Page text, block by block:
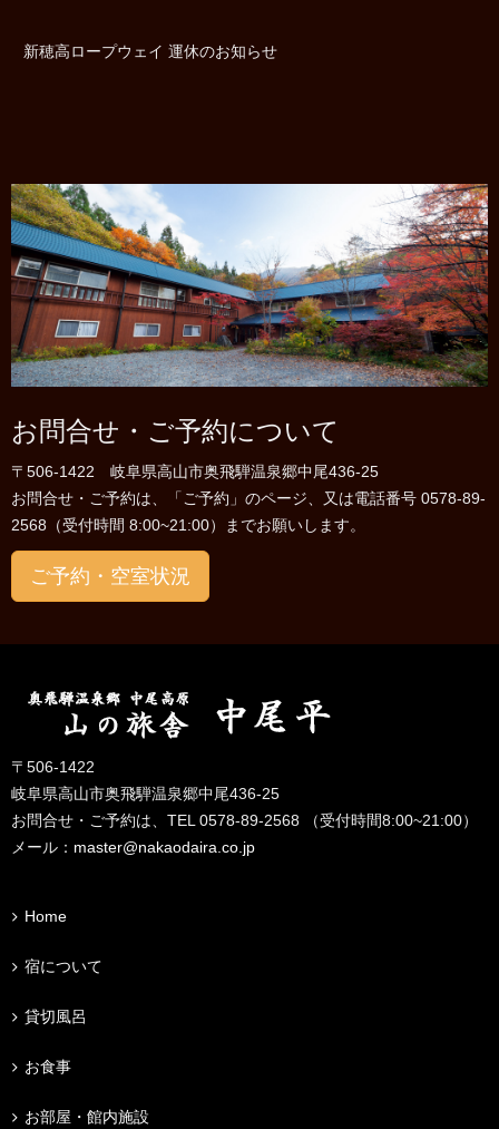
新穂高ロープウェイ 運休のお知らせ
お問合せ・ご予約について
〒506-1422 岐阜県高山市奥飛騨温泉郷中尾436-25
お問合せ・ご予約は、「ご予約」のページ、又は電話番号 0578-89-
2568（受付時間 8:00~21:00）までお願いします。
ご予約・空室状況
〒506-1422
岐阜県高山市奥飛騨温泉郷中尾436-25
お問合せ・ご予約は、TEL 0578-89-2568 （受付時間8:00~21:00）
メール： master@nakaodaira.co.jp
Home
宿について
貸切風呂
お食事
お部屋・館内施設